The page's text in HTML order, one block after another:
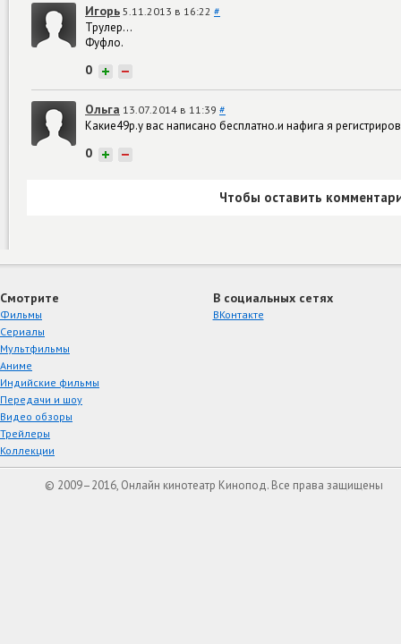
Игорь 5.11.2013 в 16:22 #
Трулер...
Фуфло.
0 + −
Ольга 13.07.2014 в 11:39 #
Какие49р.у вас написано бесплатно.и нафига я
0 + −
Чтобы оставить
Смотрите
Фильмы
Сериалы
Мультфильмы
Аниме
Индийские фильмы
Передачи и шоу
Видео обзоры
Трейлеры
Коллекции
В социальных сетях
ВКонтакте
© 2009–2016, Онлайн кинотеатр Кинопод. Все права защищены